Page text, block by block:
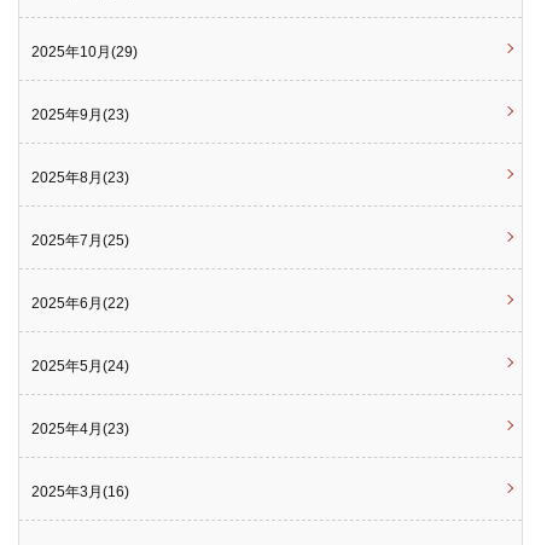
2025年10月(29)
2025年9月(23)
2025年8月(23)
2025年7月(25)
2025年6月(22)
2025年5月(24)
2025年4月(23)
2025年3月(16)